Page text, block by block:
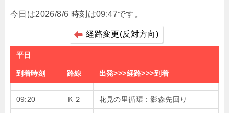
今日は2026/8/6 時刻は09:47です。
経路変更(反対方向)
平日
到着時刻 路線 出発>>>経路>>>到着
09:20 Ｋ２ 花見の里循環：影森先回り